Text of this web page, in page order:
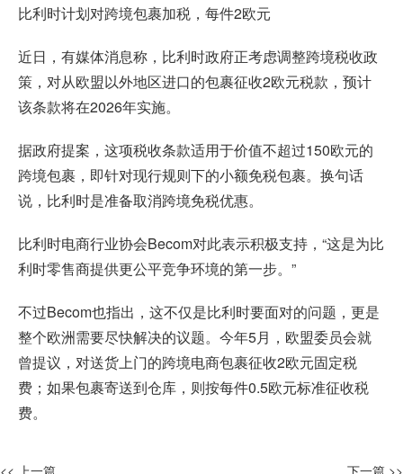
比利时计划对跨境包裹加税，每件2欧元
近日，有媒体消息称，比利时政府正考虑调整跨境税收政
策，对从欧盟以外地区进口的包裹征收2欧元税款，预计
该条款将在2026年实施。
据政府提案，这项税收条款适用于价值不超过150欧元的
跨境包裹，即针对现行规则下的小额免税包裹。换句话
说，比利时是准备取消跨境免税优惠。
比利时电商行业协会Becom对此表示积极支持，“这是为比
利时零售商提供更公平竞争环境的第一步。”
不过Becom也指出，这不仅是比利时要面对的问题，更是
整个欧洲需要尽快解决的议题。今年5月，欧盟委员会就
曾提议，对送货上门的跨境电商包裹征收2欧元固定税
费；如果包裹寄送到仓库，则按每件0.5欧元标准征收税
费。
<< 上一篇 下一篇 >>